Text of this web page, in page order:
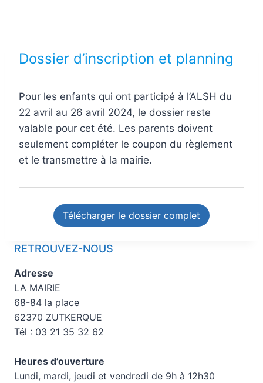
Dossier d’inscription et planning
Pour les enfants qui ont participé à l’ALSH du
22 avril au 26 avril 2024, le dossier reste
valable pour cet été. Les parents doivent
seulement compléter le coupon du règlement
et le transmettre à la mairie.
Télécharger le dossier complet
RETROUVEZ-NOUS
Adresse
LA MAIRIE
68-84 la place
62370 ZUTKERQUE
Tél : 03 21 35 32 62
Heures d’ouverture
Lundi, mardi, jeudi et vendredi de 9h à 12h30